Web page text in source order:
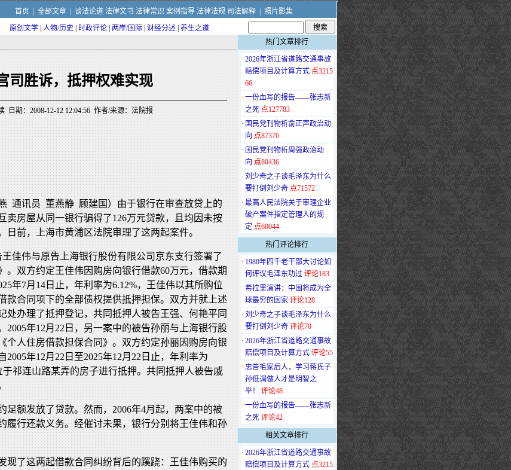
首页 全部文章| 谈法论道 法律文书 法律常识 案例指导 法律法规 司法解释|
照片影集
原创文学 人物/历史 时政评论 两岸/国际 财经分述 养生之道
司胜诉，抵押权难实现
日期：2008-12-12 12:04:56 作者/来源：法院报
通讯员 董燕静 顾建国）由于银行在审查放贷上的
卖房屋从同一银行骗得了126万元贷款，且均因未按
日前，上海市黄浦区法院审理了这两起案件。
王佳伟与原告上海银行股份有限公司京东支行签署了
。双方约定王佳伟因购房向银行借款60万元，借款期
年7月14日止，年利率为6.12%，王佳伟以其所购位
款合同项下的全部债权提供抵押担保。双方并就上述
处办理了抵押登记，共同抵押人被告王强、何艳平同
2005年12月22日，另一案中的被告孙丽与上海银行股
个人住房借款担保合同》。双方约定孙丽因购房向银
2005年12月22日至2025年12月22日止，年利率为
于祁连山路某弄的房子进行抵押。共同抵押人被告戚
足额发放了贷款。然而，2006年4月起，两案中的被
履行还款义务。经催讨未果，银行分别将王佳伟和孙
现了这两起借款合同纠纷背后的蹊跷：王佳伟购买的
热门文章排行
· 2026年浙江省道路交通事故
赔偿项目及计算方式 点3215
66
· 一份血写的报告——张志新
之死 点127783
· 国民党刊物析俞正声政治动
向 点87376
· 国民党刊物析周强政治动
向 点80436
· 刘少奇之子谈毛泽东为什么
要打倒刘少奇 点71572
· 最高人民法院关于审理企业
破产案件指定管理人的规
定 点60044
热门评论排行
· 1980年四千老干部大讨论如
何评议毛泽东功过 评论183
· 希拉里演讲：中国将成为全
球最穷的国家 评论128
· 刘少奇之子谈毛泽东为什么
要打倒刘少奇 评论70
· 2026年浙江省道路交通事故
赔偿项目及计算方式 评论55
· 忠告毛家后人，学习蒋氏子
孙低调做人才是明智之
举！
评论48
· 一份血写的报告——张志新
之死 评论42
相关文章排行
· 2026年浙江省道路交通事故
赔偿项目及计算方式 点3215